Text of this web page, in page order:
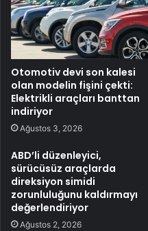
Otomotiv devi son kalesi
olan modelin fişini çekti:
Elektrikli araçları banttan
indiriyor
Ağustos 3, 2026
ABD’li düzenleyici,
sürücüsüz araçlarda
direksiyon simidi
zorunluluğunu kaldırmayı
değerlendiriyor
Ağustos 2, 2026